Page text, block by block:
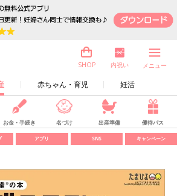
赤ちゃん・育児 妊活
SHOP 内祝い メニュー
お金・手続き 名づけ 出産準備 優待パス
アプリ SNS キャンペーン